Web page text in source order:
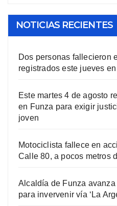
NOTICIAS RECIENTES
Dos personas fallecieron
registrados este jueves
Este martes 4 de agosto
en Funza para exigir
joven
Motociclista fallece en
Calle 80, a pocos metros
Alcaldía de Funza
para invervenir vía ‘La